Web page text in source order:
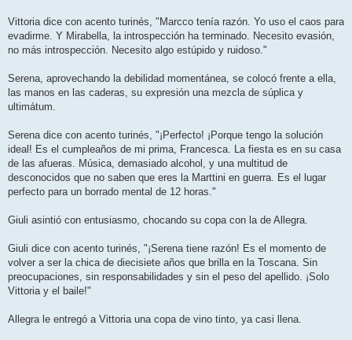
Vittoria dice con acento turinés, "Marcco tenía razón. Yo uso el caos para
evadirme. Y Mirabella, la introspección ha terminado. Necesito evasión,
no más introspección. Necesito algo estúpido y ruidoso."
Serena, aprovechando la debilidad momentánea, se colocó frente a ella,
las manos en las caderas, su expresión una mezcla de súplica y
ultimátum.
Serena dice con acento turinés, "¡Perfecto! ¡Porque tengo la solución
ideal! Es el cumpleaños de mi prima, Francesca. La fiesta es en su casa
de las afueras. Música, demasiado alcohol, y una multitud de
desconocidos que no saben que eres la Marttini en guerra. Es el lugar
perfecto para un borrado mental de 12 horas."
Giuli asintió con entusiasmo, chocando su copa con la de Allegra.
Giuli dice con acento turinés, "¡Serena tiene razón! Es el momento de
volver a ser la chica de diecisiete años que brilla en la Toscana. Sin
preocupaciones, sin responsabilidades y sin el peso del apellido. ¡Solo
Vittoria y el baile!"
Allegra le entregó a Vittoria una copa de vino tinto, ya casi llena.